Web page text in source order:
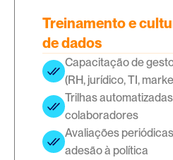
Treinamento e
de dados
Capacitação de
(RH, jurídico, TI,
Trilhas
colaboradores
Avaliações
adesão à política